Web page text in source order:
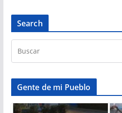
Search
Gente de mi Pueblo